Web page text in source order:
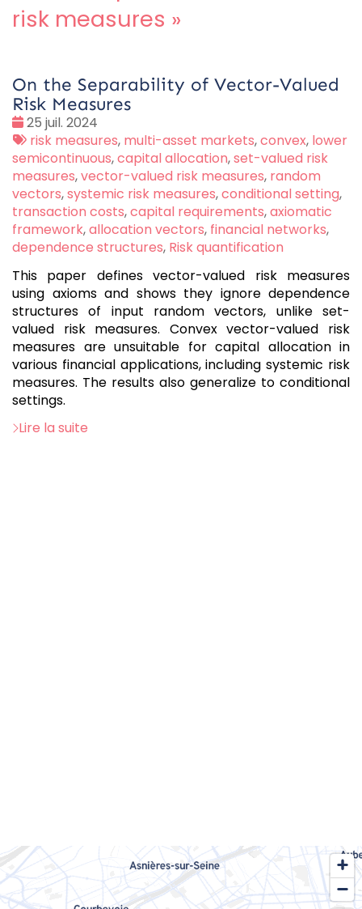
risk measures »
On the Separability of Vector-Valued
Risk Measures
Date
:
25 juil. 2024
Tags
:
risk measures, multi-asset markets,convex, lower
semicontinuous,capital allocation,set-valued risk
measures,vector-valued risk measures, random
vectors,systemic risk measures,conditional setting,
transaction costs,capital requirements,axiomatic
framework,allocation vectors, financial networks,
dependence structures, Risk quantification
This paper defines vector-valued risk measures
using axioms and shows they ignore dependence
structures of input random vectors, unlike set-
valued risk measures. Convex vector-valued risk
measures are unsuitable for capital allocation in
various financial applications, including systemic risk
measures. The results also generalize to conditional
settings.
Lire la suite